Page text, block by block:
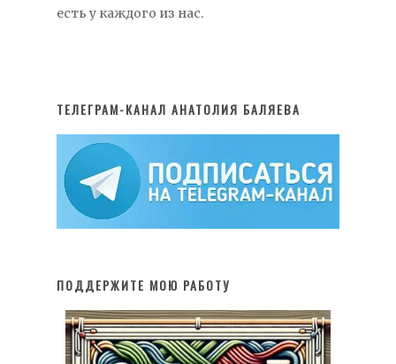
есть у каждого из нас.
ТЕЛЕГРАМ-КАНАЛ АНАТОЛИЯ БАЛЯЕВА
ПОДДЕРЖИТЕ МОЮ РАБОТУ